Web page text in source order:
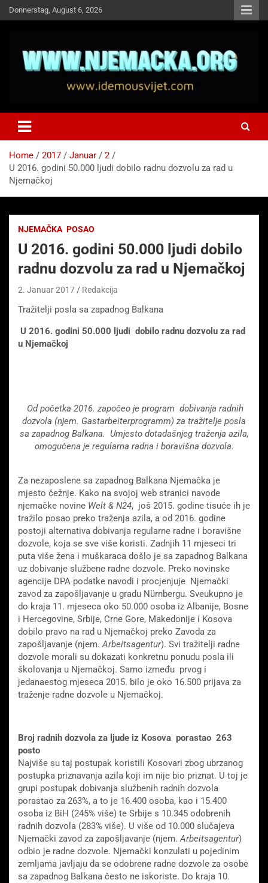
Skip
to
Donnerstag, August 6, 2026
Idemo u Svijet-Njemacka!
Home 2017 Januar
2
U 2016. godini 50.000 ljudi dobilo radnu dozvolu za rad u
Njemačkoj
NJEMAČKA POSAO
U 2016. godini 50.000 ljudi dobilo
radnu dozvolu za rad u Njemačkoj
2. Januar 2017 Redakcija
Tražitelji posla sa zapadnog Balkana
U 2016. godini 50.000 ljudi dobilo radnu dozvolu za rad
u Njemačkoj
Od početka 2016. započeo je program dobivanja radnih
dozvola (njem. Gastarbeiterprogramm) za tražitelje posla
sa zapadnog Balkana. Umjesto dotadašnjeg traženja azila,
omogućena je regularna radna i boravišna dozvola.
Za nezaposlene sa zapadnog Balkana Njemačka je
mjesto čežnje. Kako na svojoj web stranici navode
njemačke novine Welt & N24, još 2015. godine tisuće ih je
tražilo posao preko traženja azila, a od 2016. godine
postoji alternativa dobivanja regularne radne i boravišne
dozvole, koja se sve više koristi. Zadnjih 11 mjeseci tri
puta više žena i muškaraca došlo je sa zapadnog Balkana
uz dobivanje službene radne dozvole. Preko novinske
agencije DPA podatke navodi i procjenjuje Njemački
zavod za zapošljavanje u gradu Nürnbergu. Sveukupno je
do kraja 11. mjeseca oko 50.000 osoba iz Albanije, Bosne
i Hercegovine, Srbije, Crne Gore, Makedonije i Kosova
dobilo pravo na rad u Njemačkoj preko Zavoda za
zapošljavanje (njem.Arbeitsagentur). Svi tražitelji radne
dozvole morali su dokazati konkretnu ponudu posla ili
školovanja u Njemačkoj. Samo između prvog i
jedanaestog mjeseca 2015. bilo je oko 16.500 prijava za
traženje radne dozvole u Njemačkoj.
Broj radnih dozvola za ljude iz Kosova porastao 263
posto
Najviše su taj postupak koristili Kosovari zbog ubrzanog
postupka priznavanja azila koji im nije bio priznat. U toj je
grupi postupak dobivanja službenih radnih dozvola
porastao za 263%, a to je 16.400 osoba, kao i 15.400
osoba iz BiH (245% više) te Srbije s 10.345 odobrenih
radnih dozvola (283% više). U više od 10.000 slučajeva
Njemački zavod za zapošljavanje (njem.Arbeitsagentur)
odbio je radne dozvole. Njemački konzulati u pojedinim
zemljama javljaju da se odobrene radne dozvole za osobe
sa zapadnog Balkana često ne iskoriste. Do kraja 10.